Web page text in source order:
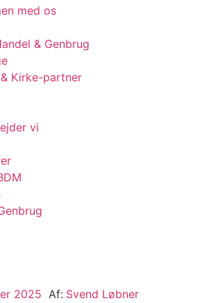
med os
& Genbrug
Kirke-partner
vi
2025 Af: Svend Løbner